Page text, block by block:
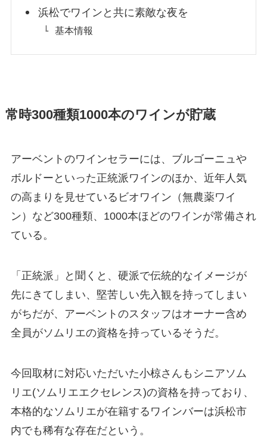
浜松でワインと共に素敵な夜を
基本情報
常時300種類1000本のワインが貯蔵
アーベントのワインセラーには、ブルゴーニュや
ボルドーといった正統派ワインのほか、近年人気
の高まりを見せているビオワイン（無農薬ワイ
ン）など300種類、1000本ほどのワインが常備され
ている。
「正統派」と聞くと、硬派で伝統的なイメージが
先にきてしまい、堅苦しい先入観を持ってしまい
がちだが、アーベントのスタッフはオーナー含め
全員がソムリエの資格を持っているそうだ。
今回取材に対応いただいた小椋さんもシニアソム
リエ(ソムリエエクセレンス)の資格を持っており、
本格的なソムリエが在籍するワインバーは浜松市
内でも稀有な存在だという。